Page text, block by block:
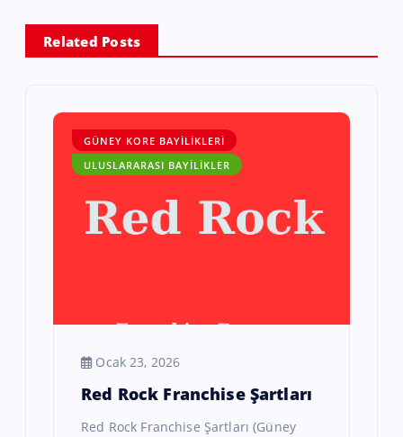
Related Posts
GÜNEY KORE BAYILIKLERI
ULUSLARARASI BAYILIKLER
Ocak 23, 2026
Red Rock Franchise Şartları
Red Rock Franchise Şartları (Güney